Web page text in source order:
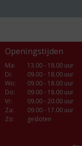
Openingstijden
Ma:
13.00 - 18.00 uur
Di:
09.00 - 18.00 uur
Wo:
09.00 - 18.00 uur
Do:
09.00 - 18.00 uur
Vr:
09.00 - 20.00 uur
Za:
09.00 - 17.00 uur
Zo:
gesloten